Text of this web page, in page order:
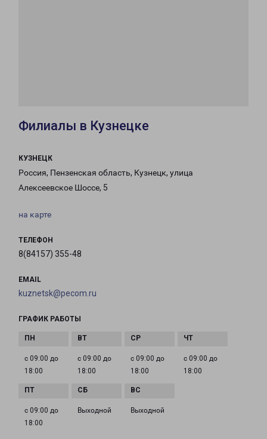
Филиалы в Кузнецке
КУЗНЕЦК
Россия, Пензенская область, Кузнецк, улица
Алексеевское Шоссе, 5
на карте
ТЕЛЕФОН
8(84157) 355-48
EMAIL
kuznetsk@pecom.ru
ГРАФИК РАБОТЫ
с 09:00 до
18:00
с 09:00 до
18:00
с 09:00 до
18:00
с 09:00 до
18:00
с 09:00 до
18:00
Выходной Выходной